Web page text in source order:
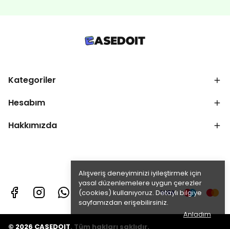
Alışveriş deneyiminizi iyileştirmek için
yasal düzenlemelere uygun çerezler
(cookies) kullanıyoruz. Detaylı bilgiye
sayfamızdan erişebilirsiniz.
Anladım
Kategoriler
Hesabım
Hakkımızda
© 2026 CASEDOIT. Tüm hakları saklıdır.